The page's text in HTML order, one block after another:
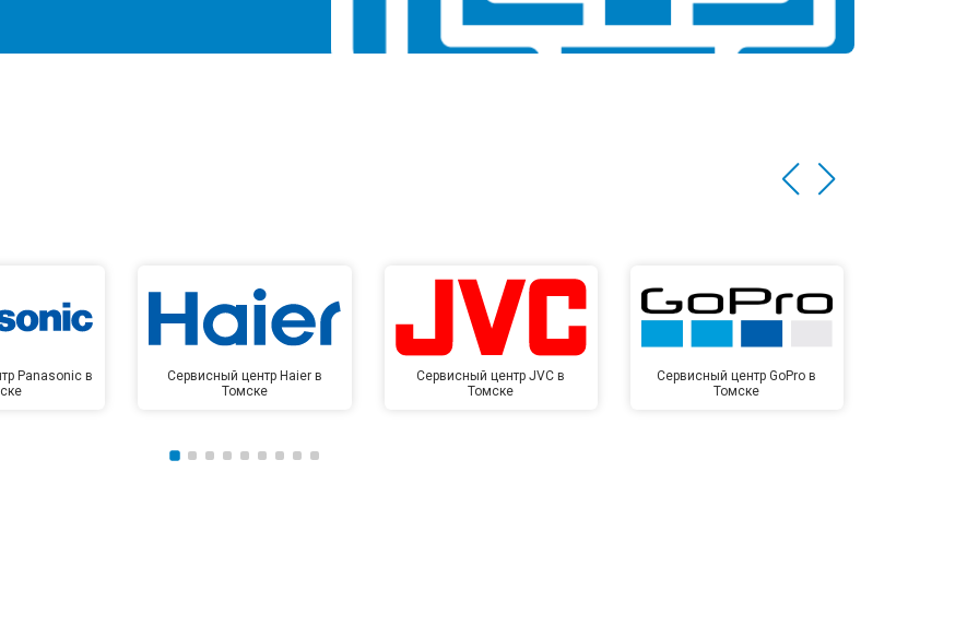
Panasonic в
Сервисный центр Haier в
Томске
Сервисный центр JVC в
Томске
Сервисный центр GoPro в
Томске